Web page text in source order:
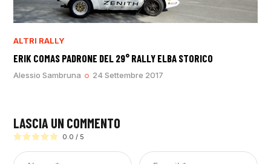
ALTRI RALLY
ERIK COMAS PADRONE DEL 29° RALLY ELBA STORICO
Alessio Sambruna 24 Settembre 2017
LASCIA UN COMMENTO
0.0 / 5